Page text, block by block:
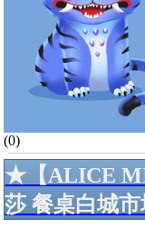
(0)
★【ALICE
莎 餐桌白城市